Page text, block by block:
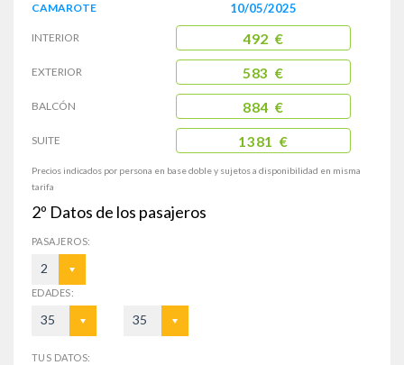
CAMAROTE
INTERIOR
EXTERIOR
BALCÓN
SUITE
10/05/2025
492 €
583 €
884 €
1381 €
Precios indicados por persona en base doble y sujetos a disponibilidad en misma
tarifa
2º Datos de los pasajeros
PASAJEROS:
2
EDADES:
35 35
TUS DATOS: